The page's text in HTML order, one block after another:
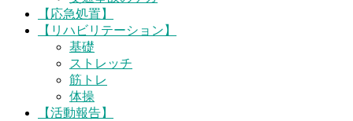
【応急処置】
【リハビリテーション】
基礎
ストレッチ
筋トレ
体操
【活動報告】